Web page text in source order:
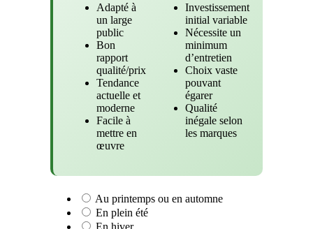
Adapté à
un large
public
Bon
rapport
qualité/prix
Tendance
actuelle et
moderne
Facile à
mettre en
œuvre
Investissement
initial variable
Nécessite un
minimum
d’entretien
Choix vaste
pouvant
égarer
Qualité
inégale selon
les marques
Au printemps ou en automne
En plein été
En hiver